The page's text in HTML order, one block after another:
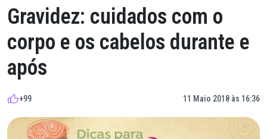
Gravidez: cuidados com o
corpo e os cabelos durante e
após
+99 11 Maio 2018 às 16:36